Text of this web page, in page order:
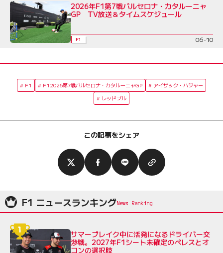
2026年F1第7戦バルセロナ・カタルーニャ
GP TV放送＆タイムスケジュール
F1 06-10
F1 F12026第7戦バルセロナ・カタルーニャGP
アイザック・ハジャー
レッドブル
この記事をシェア
F1 ニュースランキング
サマーブレイク中に活発になるドライバー交
渉戦。2027年F1シート未確定のペレスとオ
コンの選択肢